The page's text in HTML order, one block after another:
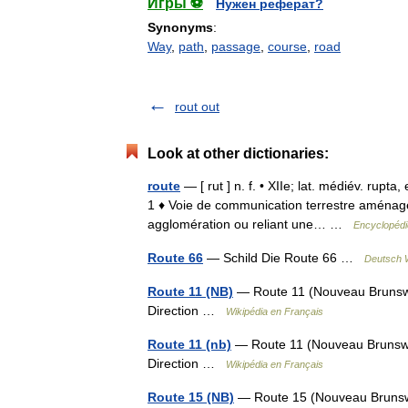
Игры ⚽
Нужен реферат?
Synonyms:
Way, path passage course road
rout out
Look at other dictionaries:
route — [ rut ] n. f. • XIIe; lat. médiév. rupta,
1 ♦ Voie de communication terrestre
agglomération ou reliant une… …
Route 66 — Schild Die Route 66 … Deutsch
Route 11 (NB) — Route 11 (Nouveau
Direction …
Wikipédia en Français
Route 11 (nb) — Route 11 (Nouveau
Direction …
Wikipédia en Français
Route 15 (NB) — Route 15 (Nouveau